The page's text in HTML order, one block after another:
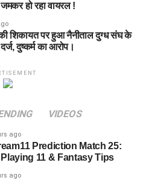
हो रहा वायरल !
शिकायत पर हुआ नैनीताल दुग्ध संघ के
दुष्कर्म का आरोप।
VIDEOS
ago
Prediction Match 25:
11 & Fantasy Tips
ago